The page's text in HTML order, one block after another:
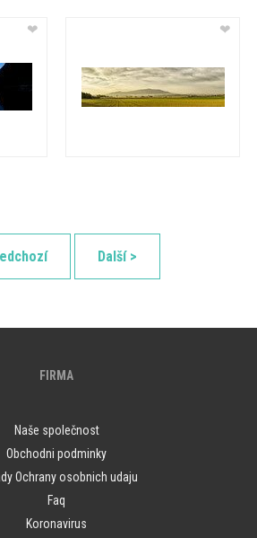
❤ ❤
Další >
FIRMA
Naše společnost
Obchodni podminky
Ochrany osobnich udaju
Faq
Koronavirus